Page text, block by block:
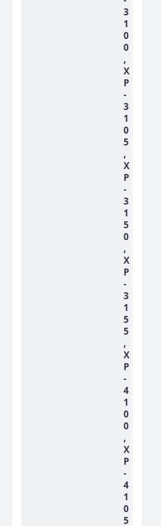
3
1
0
0
,
X
P
-
3
1
0
5
,
X
P
-
3
1
5
0
,
X
P
-
3
1
5
5
,
X
P
-
4
1
0
0
,
X
P
-
4
1
0
5